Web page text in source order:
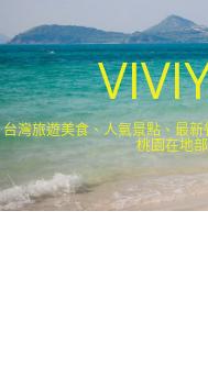
台灣旅遊美食、人氣景點、最
桃園在地